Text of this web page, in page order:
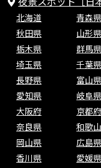
北海道 青森県
秋田県
山形県
栃木県
群馬県
埼玉県
千葉県
長野県
富山県
愛知県
岐阜県
大阪府
京都府
奈良県
和歌
岡山県
広島県
香川県
愛媛県